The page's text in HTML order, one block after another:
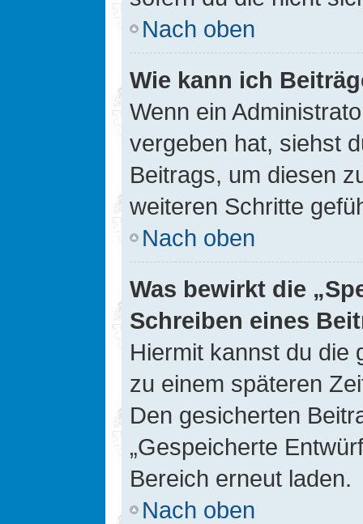
Nach oben
Wie kann ich
Wenn ein
vergeben hat, siehst
Beitrags, um diesen
weiteren Schritte
Nach oben
Was bewirkt die
Schreiben eines
Hiermit kannst du die
zu einem späteren
Den gesicherten
„Gespeicherte
Bereich erneut laden.
Nach oben